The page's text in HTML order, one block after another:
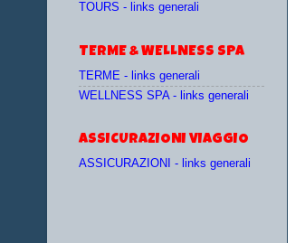
TOURS - links generali
TERME & WELLNESS SPA
TERME - links generali
WELLNESS SPA - links generali
ASSICURAZIONI VIAGGIO
ASSICURAZIONI - links generali